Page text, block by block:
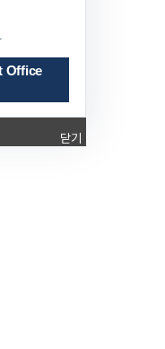
Office
닫기